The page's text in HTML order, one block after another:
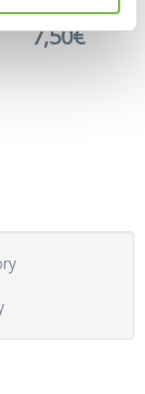
Zhasni a zemřeš (Blu-ray)
7,50€